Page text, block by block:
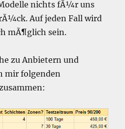
nichts fÃ¼r uns
Auf jeden Fall wird
mÃ¶glich sein.
zu Anbietern und
mir folgenden